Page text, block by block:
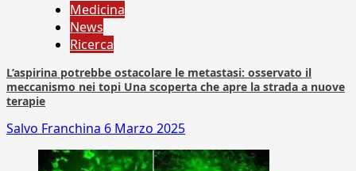
Medicina
News
Ricerca
L’aspirina potrebbe ostacolare le metastasi: osservato il
meccanismo nei topi Una scoperta che apre la strada a nuove
terapie
Salvo Franchina 6 Marzo 2025